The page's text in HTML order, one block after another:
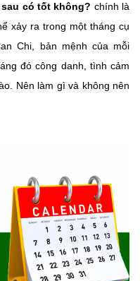
có tốt không? chính là
xảy ra trong một tháng cụ
Chi, bản mệnh của mỗi
đó công danh, tình cảm
Nên làm gì và không nên